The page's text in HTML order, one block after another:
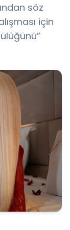
söz
için